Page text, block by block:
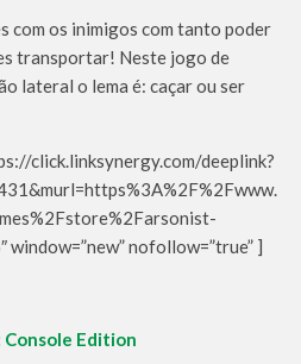
com os inimigos com tanto poder
transportar! Neste jogo de
lateral o lema é: caçar ou ser
click.linksynergy.com/deeplink?
nofollow=”true” ]
Console Edition